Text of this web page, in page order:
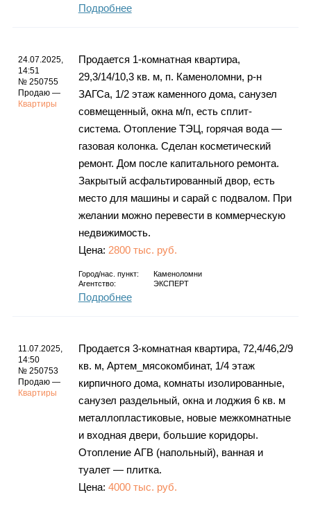
Подробнее
24.07.2025,
14:51
№ 250755
Продаю —
Квартиры
Продается 1-комнатная квартира,
29,3/14/10,3 кв. м, п. Каменоломни, р-н
ЗАГСа, 1/2 этаж каменного дома, санузел
совмещенный, окна м/п, есть сплит-
система. Отопление ТЭЦ, горячая вода —
газовая колонка. Сделан косметический
ремонт. Дом после капитального ремонта.
Закрытый асфальтированный двор, есть
место для машины и сарай с подвалом. При
желании можно перевести в коммерческую
недвижимость.
Цена: 2800 тыс. руб.
Город/нас. пункт:
Каменоломни
Агентство:
ЭКСПЕРТ
Подробнее
11.07.2025,
14:50
№ 250753
Продаю —
Квартиры
Продается 3-комнатная квартира, 72,4/46,2/9
кв. м, Артем_мясокомбинат, 1/4 этаж
кирпичного дома, комнаты изолированные,
санузел раздельный, окна и лоджия 6 кв. м
металлопластиковые, новые межкомнатные
и входная двери, большие коридоры.
Отопление АГВ (напольный), ванная и
туалет — плитка.
Цена: 4000 тыс. руб.